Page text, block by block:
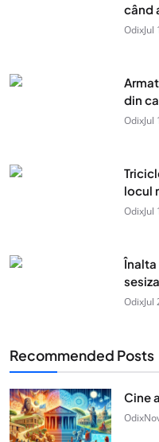
când
OdixJul
din
OdixJul
locul
OdixJul
OdixJul
Recommended Posts
Cine
Odix